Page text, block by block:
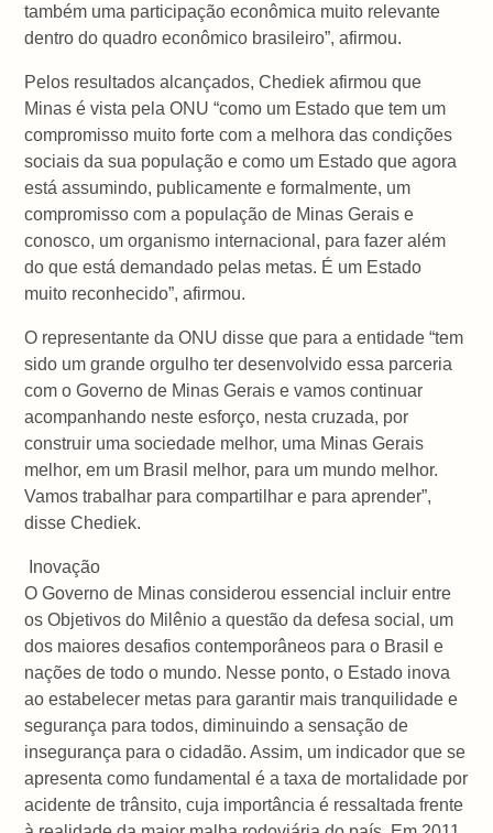
também uma participação econômica muito relevante
dentro do quadro econômico brasileiro”, afirmou.
Pelos resultados alcançados, Chediek afirmou que
Minas é vista pela ONU “como um Estado que tem um
compromisso muito forte com a melhora das condições
sociais da sua população e como um Estado que agora
está assumindo, publicamente e formalmente, um
compromisso com a população de Minas Gerais e
conosco, um organismo internacional, para fazer além
do que está demandado pelas metas. É um Estado
muito reconhecido”, afirmou.
O representante da ONU disse que para a entidade “tem
sido um grande orgulho ter desenvolvido essa parceria
com o Governo de Minas Gerais e vamos continuar
acompanhando neste esforço, nesta cruzada, por
construir uma sociedade melhor, uma Minas Gerais
melhor, em um Brasil melhor, para um mundo melhor.
Vamos trabalhar para compartilhar e para aprender”,
disse Chediek.
Inovação
O Governo de Minas considerou essencial incluir entre
os Objetivos do Milênio a questão da defesa social, um
dos maiores desafios contemporâneos para o Brasil e
nações de todo o mundo. Nesse ponto, o Estado inova
ao estabelecer metas para garantir mais tranquilidade e
segurança para todos, diminuindo a sensação de
insegurança para o cidadão. Assim, um indicador que se
apresenta como fundamental é a taxa de mortalidade por
acidente de trânsito, cuja importância é ressaltada frente